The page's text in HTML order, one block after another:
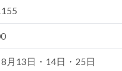
月13日・14日・25日